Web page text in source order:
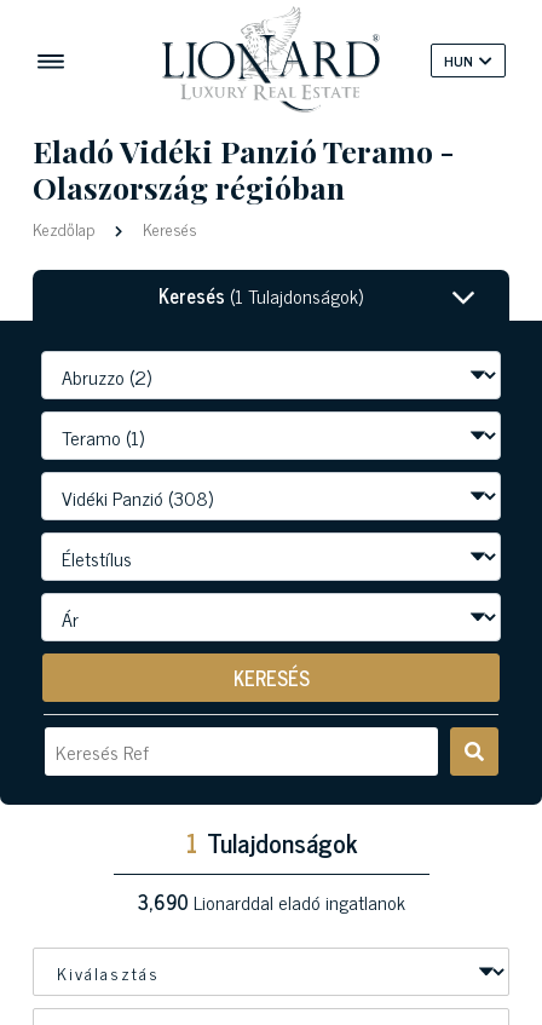
HUN
Eladó Vidéki Panzió Teramo -
Olaszország régióban
Kezdőlap Keresés
Keresés (1 Tulajdonságok)
KERESÉS
1 Tulajdonságok
3,690Lionarddal eladó ingatlanok